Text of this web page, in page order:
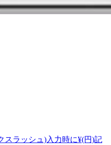
スラッシュ)入力時に¥(円)記